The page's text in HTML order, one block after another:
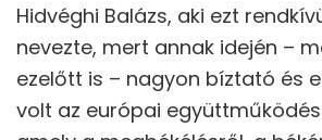
Hidvéghi Balázs, aki ezt
nevezte, mert annak idején –
ezelőtt is – nagyon bíztató és
volt az európai